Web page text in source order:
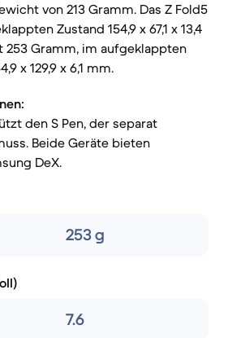
von 213 Gramm. Das Z Fold5
Zustand 154,9 x 67,1 x 13,4
Gramm, im aufgeklappten
x 129,9 x 6,1 mm.
den S Pen, der separat
Beide Geräte bieten
DeX.
253 g
7.6